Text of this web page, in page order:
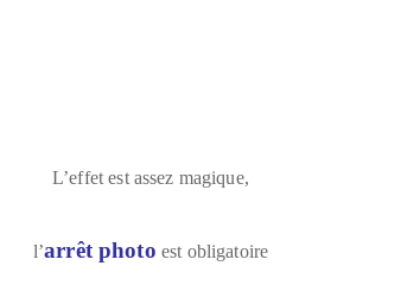
L’effet est assez magique,
l’arrêt photo est obligatoire